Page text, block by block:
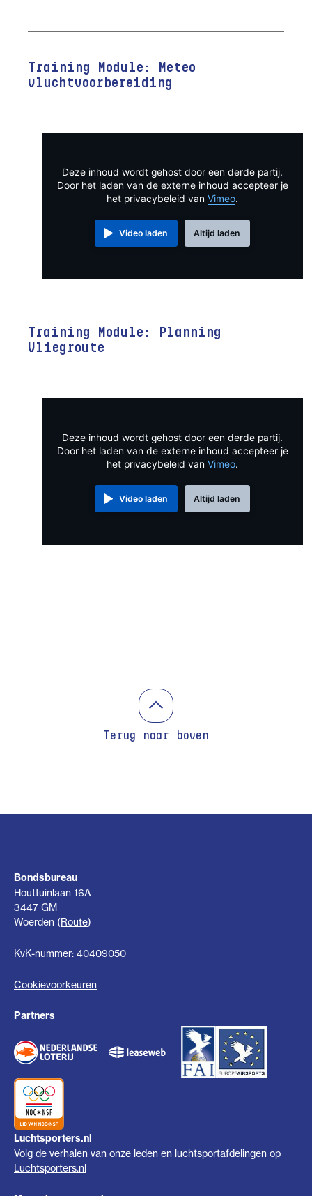
Training Module: Meteo
vluchtvoorbereiding
Deze inhoud wordt gehost door een derde partij.
Door het laden van de externe inhoud accepteer je
het privacybeleid van Vimeo.
Video laden Altijd laden
Training Module: Planning
Vliegroute
Deze inhoud wordt gehost door een derde partij.
Door het laden van de externe inhoud accepteer je
het privacybeleid van Vimeo.
Video laden Altijd laden
Terug naar boven
Bondsbureau
Houttuinlaan 16A
3447 GM
Woerden (Route)
KvK-nummer: 40409050
Cookievoorkeuren
Partners
Luchtsporters.nl
Volg de verhalen van onze leden en luchtsportafdelingen op
Luchtsporters.nl